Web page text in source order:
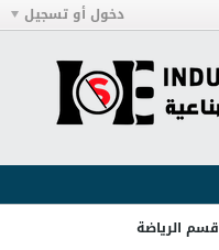
دخول أو تسجيل
قسم الرياضة